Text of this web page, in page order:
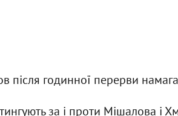
після годинної перерви
за і проти Мішалова і